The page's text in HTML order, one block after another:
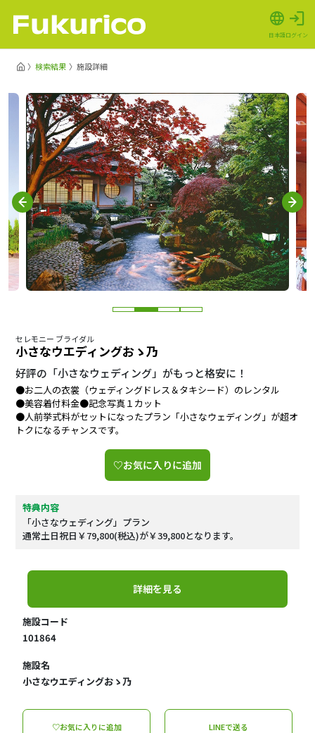
日本語ログイン
検索結果 施設詳細
セレモニー ブライダル
小さなウエディングおゝ乃
好評の「小さなウェディング」がもっと格安に！
●お二人の衣裳（ウェディングドレス＆タキシード）のレンタル
●美容着付料金●記念写真１カット
●人前挙式料がセットになったプラン「小さなウェディング」が超オ
トクになるチャンスです。
♡お気に入りに追加
特典内容
「小さなウェディング」プラン
通常土日祝日￥79,800(税込)が￥39,800となります。
詳細を見る
施設コード
101864
施設名
小さなウエディングおゝ乃
♡お気に入りに追加 LINEで送る